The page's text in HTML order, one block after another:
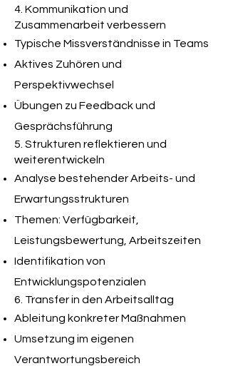
4. Kommunikation und
Zusammenarbeit verbessern
Typische Missverständnisse in Teams
Aktives Zuhören und
Perspektivwechsel
Übungen zu Feedback und
Gesprächsführung
5. Strukturen reflektieren und
weiterentwickeln
Analyse bestehender Arbeits- und
Erwartungsstrukturen
Themen: Verfügbarkeit,
Leistungsbewertung, Arbeitszeiten
Identifikation von
Entwicklungspotenzialen
6. Transfer in den Arbeitsalltag
Ableitung konkreter Maßnahmen
Umsetzung im eigenen
Verantwortungsbereich